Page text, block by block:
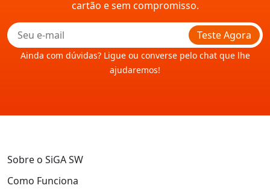
cartão e sem compromisso.
Teste Agora
Ainda com dúvidas? Ligue ou converse pelo chat que lhe
ajudaremos!
Sobre o SiGA SW
Como Funciona